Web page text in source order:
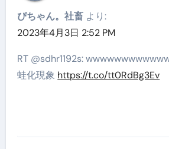
ぴちゃん。社畜 より:
2023年4月3日 2:52 PM
RT @sdhr1192s:
蛙化現象 https://t.co/tt0RdBg3Ev